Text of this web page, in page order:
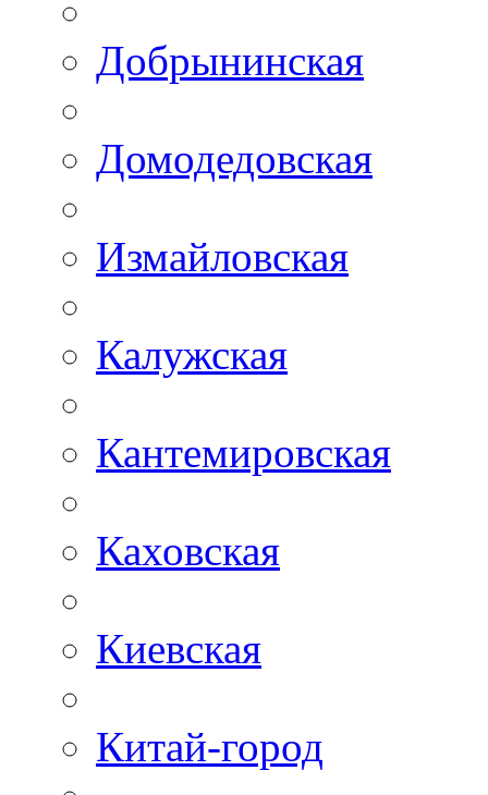
Добрынинская
Домодедовская
Измайловская
Калужская
Кантемировская
Каховская
Киевская
Китай-город